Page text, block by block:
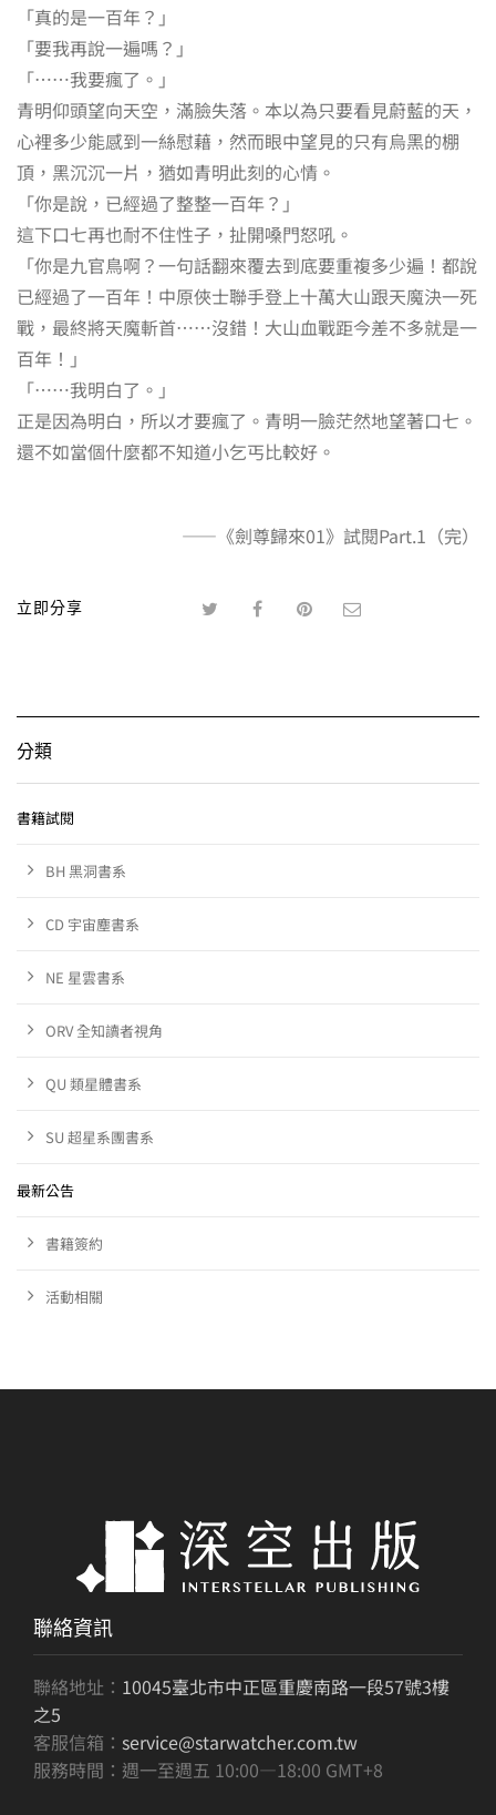
「真的是一百年？」
「要我再說一遍嗎？」
「⋯⋯我要瘋了。」
青明仰頭望向天空，滿臉失落。本以為只要看見蔚藍的天，
心裡多少能感到一絲慰藉，然而眼中望見的只有烏黑的棚
頂，黑沉沉一片，猶如青明此刻的心情。
「你是說，已經過了整整一百年？」
這下口七再也耐不住性子，扯開嗓門怒吼。
「你是九官鳥啊？一句話翻來覆去到底要重複多少遍！都說
已經過了一百年！中原俠士聯手登上十萬大山跟天魔決一死
戰，最終將天魔斬首⋯⋯沒錯！大山血戰距今差不多就是一
百年！」
「⋯⋯我明白了。」
正是因為明白，所以才要瘋了。青明一臉茫然地望著口七。
還不如當個什麼都不知道小乞丐比較好。
——《劍尊歸來01》試閱Part.1（完）
立即分享
分類
書籍試閱
BH 黑洞書系
CD 宇宙塵書系
NE 星雲書系
ORV 全知讀者視角
QU 類星體書系
SU 超星系團書系
最新公告
書籍簽約
活動相關
聯絡資訊
聯絡地址： 10045臺北市中正區重慶南路一段57號3樓
之5
客服信箱： service@starwatcher.com.tw
服務時間：週一至週五 10:00—18:00 GMT+8